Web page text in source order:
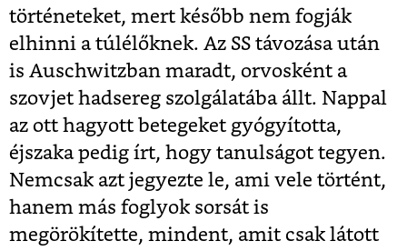
történeteket, mert később nem fogják
elhinni a túlélőknek. Az SS távozása után
is Auschwitzban maradt, orvosként a
szovjet hadsereg szolgálatába állt. Nappal
az ott hagyott betegeket gyógyította,
éjszaka pedig írt, hogy tanulságot tegyen.
Nemcsak azt jegyezte le, ami vele történt,
hanem más foglyok sorsát is
megörökítette, mindent, amit csak látott